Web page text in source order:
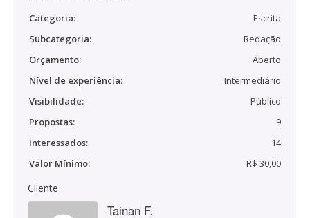
Categoria:
Escrita
Subcategoria:
Redação
Orçamento:
Aberto
Nível de experiência:
Intermediário
Visibilidade:
Público
Propostas:
9
Interessados:
14
Valor Mínimo:
R$ 30,00
Cliente
Tainan F.